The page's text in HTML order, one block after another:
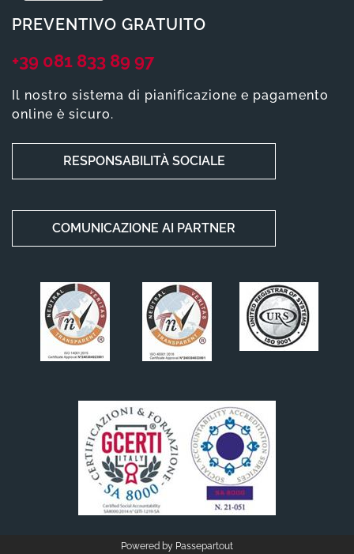
PREVENTIVO GRATUITO
+39 081 833 89 97
Il nostro sistema di pianificazione e pagamento
online è sicuro.
RESPONSABILITÀ SOCIALE
COMUNICAZIONE AI PARTNER
Powered by Passepartout